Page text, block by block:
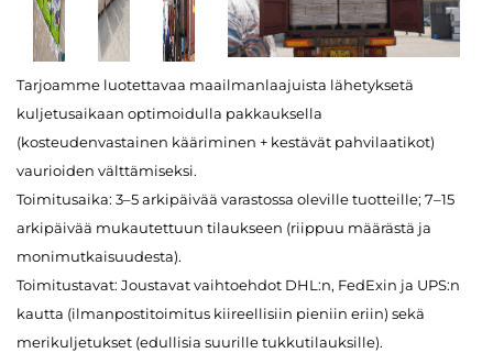
Tarjoamme luotettavaa maailmanlaajuista lähetyksetä
kuljetusaikaan optimoidulla pakkauksella
(kosteudenvastainen kääriminen + kestävät pahvilaatikot)
vaurioiden välttämiseksi.
Toimitusaika: 3–5 arkipäivää varastossa oleville tuotteille; 7–15
arkipäivää mukautettuun tilaukseen (riippuu määrästä ja
monimutkaisuudesta).
Toimitustavat: Joustavat vaihtoehdot DHL:n, FedExin ja UPS:n
kautta (ilmanpostitoimitus kiireellisiin pieniin eriin) sekä
merikuljetukset (edullisia suurille tukkutilauksille).